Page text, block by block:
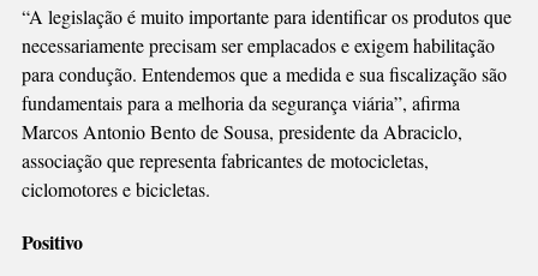
“A legislação é muito importante para identificar os produtos que
necessariamente precisam ser emplacados e exigem habilitação
para condução. Entendemos que a medida e sua fiscalização são
fundamentais para a melhoria da segurança viária”, afirma
Marcos Antonio Bento de Sousa, presidente da Abraciclo,
associação que representa fabricantes de motocicletas,
ciclomotores e bicicletas.
Positivo